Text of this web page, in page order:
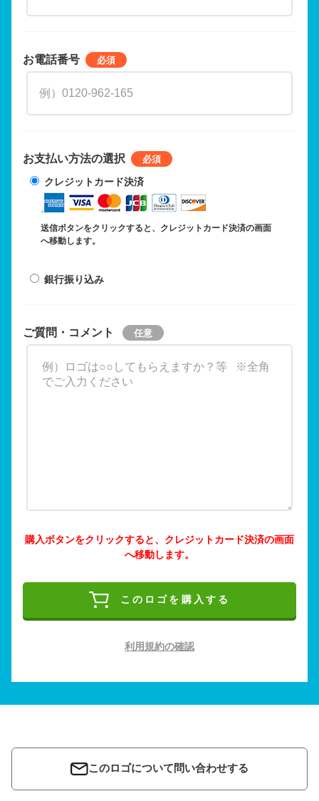
お電話番号
お支払い方法の選択
クレジットカード決済
送信ボタンをクリックすると、クレジットカード決済の画面
へ移動します。
銀行振り込み
ご質問・コメント
購入ボタンをクリックすると、クレジットカード決済の画面
へ移動します。
このロゴを購入する
利用規約の確認
このロゴについて問い合わせする